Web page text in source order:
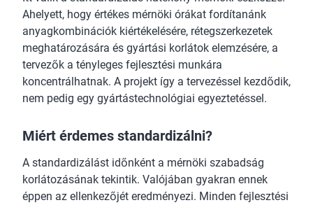
Ahelyett, hogy értékes mérnöki órákat fordítanánk
anyagkombinációk kiértékelésére, rétegszerkezetek
meghatározására és gyártási korlátok elemzésére, a
tervezők a tényleges fejlesztési munkára
koncentrálhatnak. A projekt így a tervezéssel kezdődik,
nem pedig egy gyártástechnológiai egyeztetéssel.
Miért érdemes standardizálni?
A standardizálást időnként a mérnöki szabadság
korlátozásának tekintik. Valójában gyakran ennek
éppen az ellenkezőjét eredményezi. Minden fejlesztési